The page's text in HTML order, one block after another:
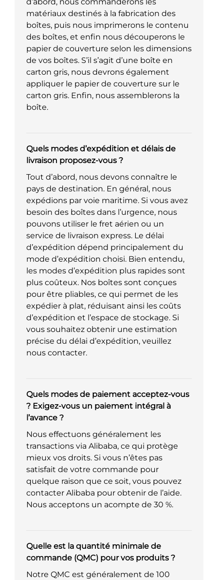
matériaux destinés à la fabrication des
boîtes, puis nous imprimerons le contenu
des boîtes, et enfin nous découperons le
papier de couverture selon les dimensions
de vos boîtes. S’il s’agit d’une boîte en
carton gris, nous devrons également
appliquer le papier de couverture sur le
carton gris. Enfin, nous assemblerons la
boîte.
Quels modes d’expédition et délais de
livraison proposez-vous ?
Tout d’abord, nous devons connaître le
pays de destination. En général, nous
expédions par voie maritime. Si vous avez
besoin des boîtes dans l’urgence, nous
pouvons utiliser le fret aérien ou un
service de livraison express. Le délai
d’expédition dépend principalement du
mode d’expédition choisi. Bien entendu,
les modes d’expédition plus rapides sont
plus coûteux. Nos boîtes sont conçues
pour être pliables, ce qui permet de les
expédier à plat, réduisant ainsi les coûts
d’expédition et l’espace de stockage. Si
vous souhaitez obtenir une estimation
précise du délai d’expédition, veuillez
nous contacter.
Quels modes de paiement acceptez-vous
? Exigez-vous un paiement intégral à
l’avance ?
Nous effectuons généralement les
transactions via Alibaba, ce qui protège
mieux vos droits. Si vous n’êtes pas
satisfait de votre commande pour
quelque raison que ce soit, vous pouvez
contacter Alibaba pour obtenir de l’aide.
Nous acceptons un acompte de 30 %.
Quelle est la quantité minimale de
commande (QMC) pour vos produits ?
Notre QMC est généralement de 100